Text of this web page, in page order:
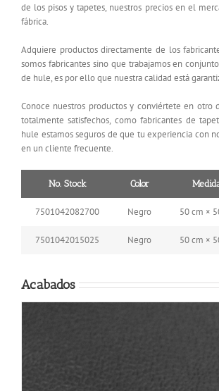
de los pisos y tapetes, nuestros precios en el
fábrica.
Adquiere productos directamente de los
somos fabricantes sino que trabajamos en
de hule, es por ello que nuestra calidad está
Conoce nuestros productos y conviértete en otro
totalmente satisfechos, como fabricantes de
hule estamos seguros de que tu experiencia con
en un cliente frecuente.
No. Stock Color
7501042082700 Negro 50 cm ×
7501042015025 Negro 50 cm ×
Acabados